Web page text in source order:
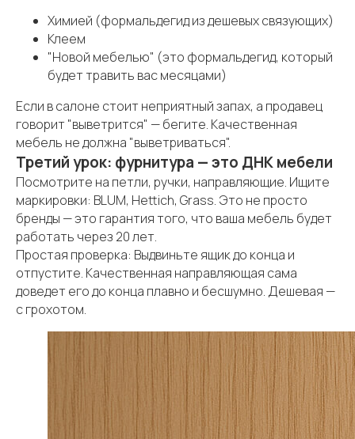
Химией (формальдегид из дешевых связующих)
Клеем
"Новой мебелью" (это формальдегид, который
будет травить вас месяцами)
Если в салоне стоит неприятный запах, а продавец
говорит "выветрится" — бегите. Качественная
мебель не должна "выветриваться".
Третий урок: фурнитура — это ДНК мебели
Посмотрите на петли, ручки, направляющие. Ищите
маркировки: BLUM, Hettich, Grass. Это не просто
бренды — это гарантия того, что ваша мебель будет
работать через 20 лет.
Простая проверка: Выдвиньте ящик до конца и
отпустите. Качественная направляющая сама
доведет его до конца плавно и бесшумно. Дешевая —
с грохотом.